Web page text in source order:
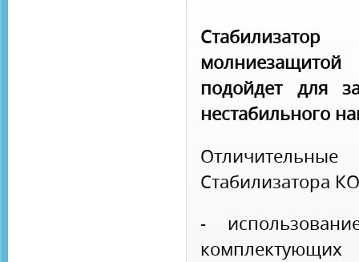
подойдет для
нестабильного
Стабилизатора
-
комплектующих